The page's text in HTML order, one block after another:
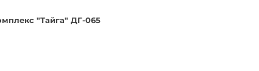
"Тайга" ДГ-065